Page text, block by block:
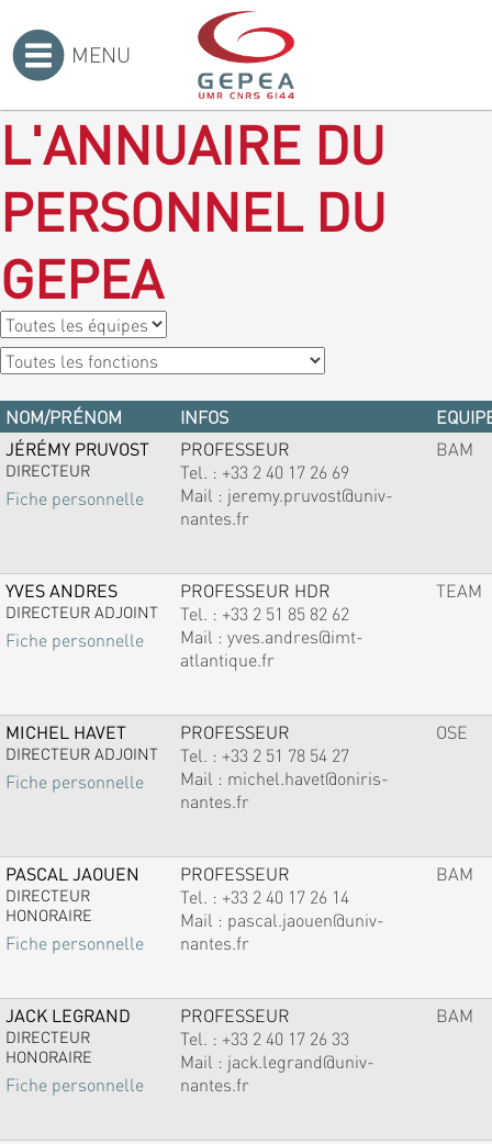
MENU
L'ANNUAIRE DU
PERSONNEL DU
GEPEA
NOM/PRÉNOM INFOS
JÉRÉMY PRUVOST
DIRECTEUR
Fiche personnelle
PROFESSEUR
Tel. : +33 2 40 17 26 69
Mail : jeremy.pruvost@univ-
nantes.fr
BAM
YVES ANDRES
DIRECTEUR ADJOINT
Fiche personnelle
PROFESSEUR HDR
Tel. : +33 2 51 85 82 62
Mail : yves.andres@imt-
atlantique.fr
TEAM
MICHEL HAVET
DIRECTEUR ADJOINT
Fiche personnelle
PROFESSEUR
Tel. : +33 2 51 78 54 27
Mail : michel.havet@oniris-
nantes.fr
OSE
PASCAL JAOUEN
DIRECTEUR
HONORAIRE
Fiche personnelle
PROFESSEUR
Tel. : +33 2 40 17 26 14
Mail : pascal.jaouen@univ-
nantes.fr
BAM
JACK LEGRAND
DIRECTEUR
HONORAIRE
Fiche personnelle
PROFESSEUR
Tel. : +33 2 40 17 26 33
Mail : jack.legrand@univ-
nantes.fr
BAM